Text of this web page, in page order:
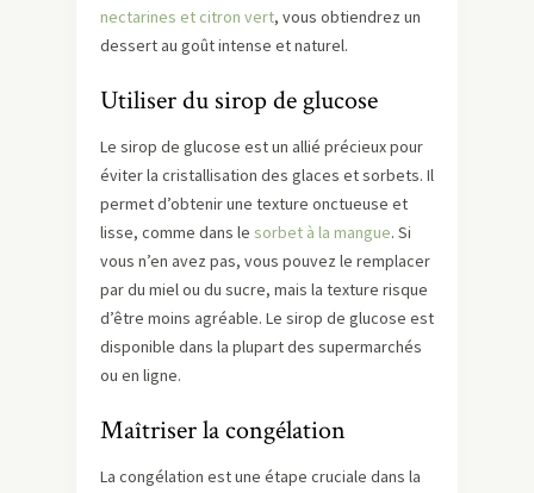
nectarines et citron vert, vous obtiendrez un
dessert au goût intense et naturel.
Utiliser du sirop de glucose
Le sirop de glucose est un allié précieux pour
éviter la cristallisation des glaces et sorbets. Il
permet d’obtenir une texture onctueuse et
lisse, comme dans le sorbet à la mangue. Si
vous n’en avez pas, vous pouvez le remplacer
par du miel ou du sucre, mais la texture risque
d’être moins agréable. Le sirop de glucose est
disponible dans la plupart des supermarchés
ou en ligne.
Maîtriser la congélation
La congélation est une étape cruciale dans la